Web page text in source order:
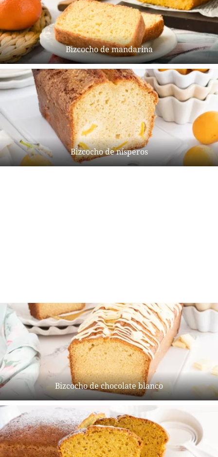
Bizcocho de mandarina
Bizcocho de nísperos
Bizcocho de chocolate blanco